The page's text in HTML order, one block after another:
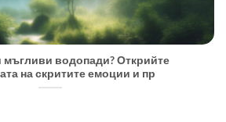
мъгливи водопади? Открийте
на скритите емоции и пр